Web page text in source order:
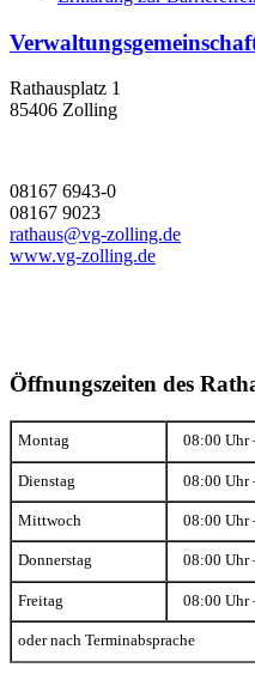
Rathausplatz 1
85406 Zolling
08167 6943-0
08167 9023
rathaus@vg-zolling.de
www.vg-zolling.de
Öffnungszeiten des
Montag 08:00 Uhr
Dienstag 08:00 Uhr
Mittwoch 08:00 Uhr
Donnerstag 08:00 Uhr
Freitag 08:00 Uhr
oder nach Terminabsprache